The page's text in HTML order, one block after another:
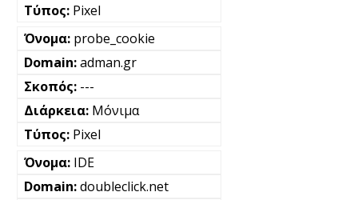
Pixel
probe_cookie
adman.gr
---
Μόνιμα
Pixel
IDE
doubleclick.net